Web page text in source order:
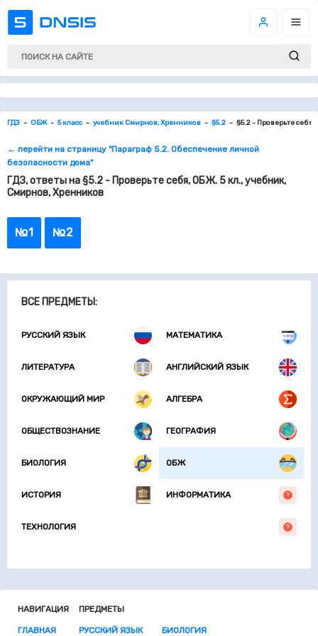
ВСЕ ПРЕДМЕТЫ:
РУССКИЙ ЯЗЫК МАТЕМАТИКА
ЛИТЕРАТУРА АНГЛИЙСКИЙ ЯЗЫК
ОКРУЖАЮЩИЙ МИР АЛГЕБРА
ОБЩЕСТВОЗНАНИЕ ГЕОГРАФИЯ
БИОЛОГИЯ ОБЖ
ИСТОРИЯ ИНФОРМАТИКА
ТЕХНОЛОГИЯ
ГДЗ ОБЖ 5 класс учебник Смирнов, Хренников §5.2 §5.2 - Проверьте себя
← перейти на страницу "Параграф 5.2. Обеспечение личной
безопасности дома"
ГДЗ, ответы на §5.2 - Проверьте себя, ОБЖ. 5 кл., учебник,
Смирнов, Хренников
№1 №2
НАВИГАЦИЯ
ГЛАВНАЯ
ПРЕДМЕТЫ
РУССКИЙ ЯЗЫК
БИОЛОГИЯ